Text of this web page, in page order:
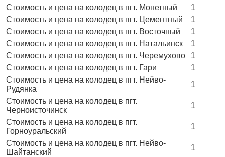
Стоимость и цена на колодец в пгт. Монетный
1
Стоимость и цена на колодец в пгт. Цементный
1
Стоимость и цена на колодец в пгт. Восточный
1
Стоимость и цена на колодец в пгт. Натальинск
1
Стоимость и цена на колодец в пгт. Черемухово
1
Стоимость и цена на колодец в пгт. Гари
1
Стоимость и цена на колодец в пгт. Нейво-
Рудянка
1
Стоимость и цена на колодец в пгт.
Черноисточинск
1
Стоимость и цена на колодец в пгт.
Горноуральский
1
Стоимость и цена на колодец в пгт. Нейво-
Шайтанский
1